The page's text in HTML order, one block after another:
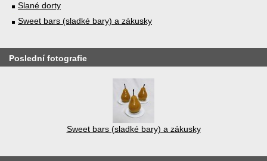
Slané dorty
Sweet bars (sladké bary) a zákusky
Poslední fotografie
Sweet bars (sladké bary) a zákusky